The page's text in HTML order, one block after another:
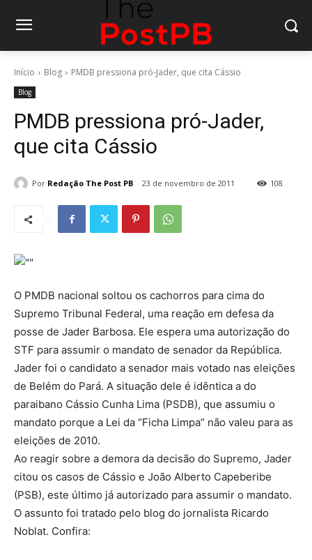
Início Blog PMDB pressiona pró-Jader, que cita Cássio
Blog
PMDB pressiona pró-Jader,
que cita Cássio
Por Redação The Post PB 23 de novembro de 2011 108
O PMDB nacional soltou os cachorros para cima do
Supremo Tribunal Federal, uma reação em defesa da
posse de Jader Barbosa. Ele espera uma autorização do
STF para assumir o mandato de senador da República.
Jader foi o candidato a senador mais votado nas eleições
de Belém do Pará. A situação dele é idêntica a do
paraibano Cássio Cunha Lima (PSDB), que assumiu o
mandato porque a Lei da “Ficha Limpa” não valeu para as
eleições de 2010.
Ao reagir sobre a demora da decisão do Supremo, Jader
citou os casos de Cássio e João Alberto Capeberibe
(PSB), este último já autorizado para assumir o mandato.
O assunto foi tratado pelo blog do jornalista Ricardo
Noblat. Confira: